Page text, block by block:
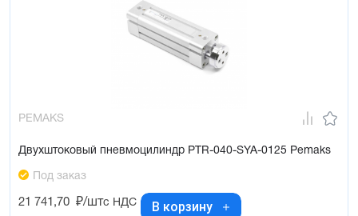
PEMAKS
Двухштоковый пневмоцилиндр PTR-040-SYA-0125 Pemaks
Под заказ
21 741,70 ₽/штс НДС В корзину